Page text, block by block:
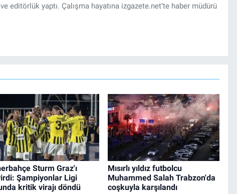
editörlük yaptı. Çalışma hayatına izgazete.net’te haber müdürü
Sturm Graz'ı
Şampiyonlar Ligi
kritik virajı döndü
Mısırlı yıldız futbolcu
Muhammed Salah Trabzon'da
coşkuyla karşılandı